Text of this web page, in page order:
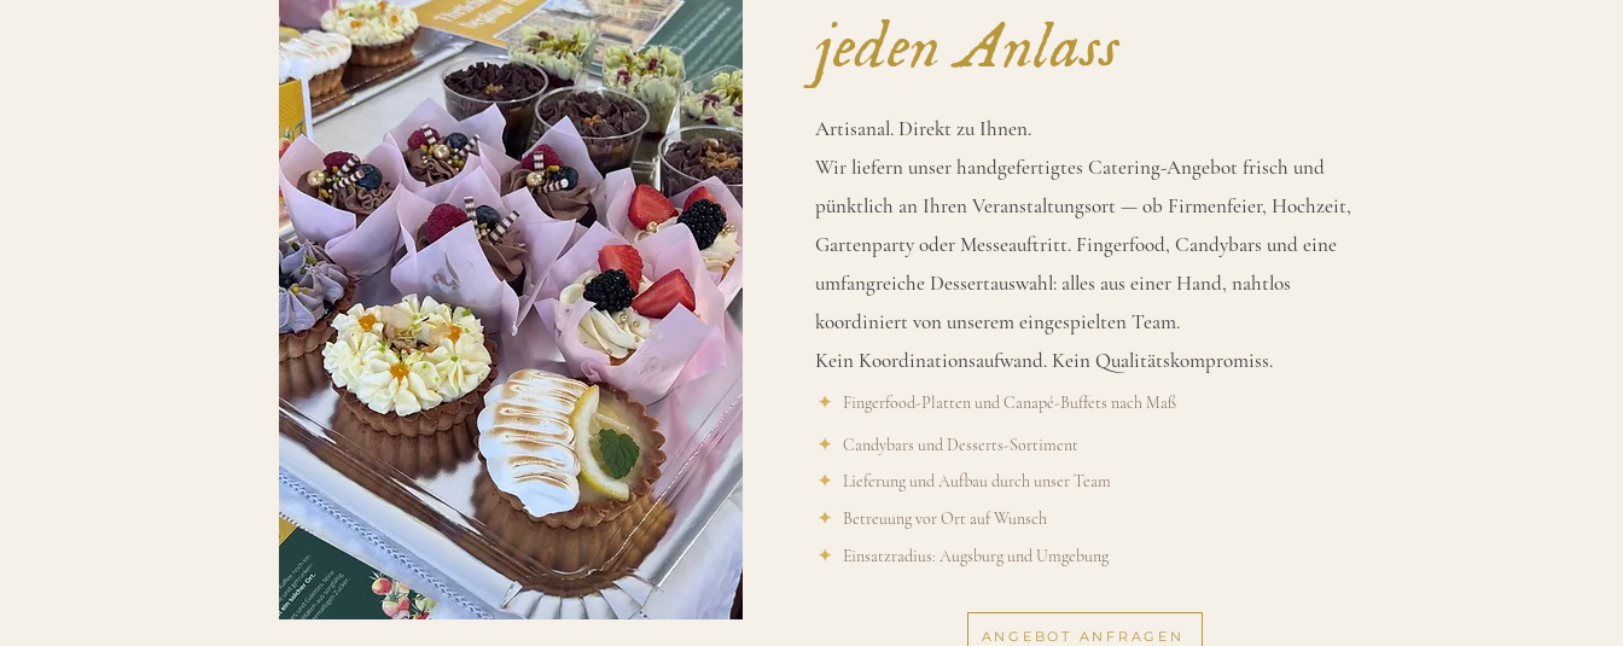
jeden Anlass
Artisanal. Direkt zu Ihnen.
Wir liefern unser handgefertigtes Catering-Angebot frisch und
pünktlich an Ihren Veranstaltungsort — ob Firmenfeier, Hochzeit,
Gartenparty oder Messeauftritt. Fingerfood, Candybars und eine
umfangreiche Dessertauswahl: alles aus einer Hand, nahtlos
koordiniert von unserem eingespielten Team.
Kein Koordinationsaufwand. Kein Qualitätskompromiss.
✦ Fingerfood-Platten und Canapé-Buffets nach Maß
✦ Lieferung und Aufbau durch unser Team
✦ Betreuung vor Ort auf Wunsch
✦ Einsatzradius: Augsburg und Umgebung
ANGEBOT ANFRAGEN
✦ Candybars und Desserts-Sortiment